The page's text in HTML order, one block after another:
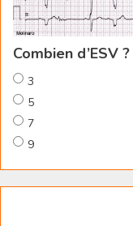
Combien d’ESV ?
3
5
7
9